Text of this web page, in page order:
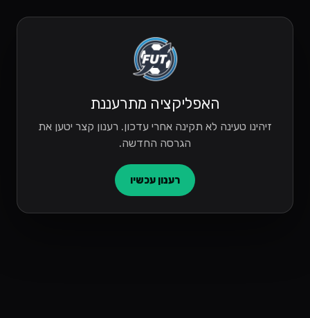
האפליקציה מתרעננת
זיהינו טעינה לא תקינה אחרי עדכון. רענון קצר יטען את
הגרסה החדשה.
רענון עכשיו